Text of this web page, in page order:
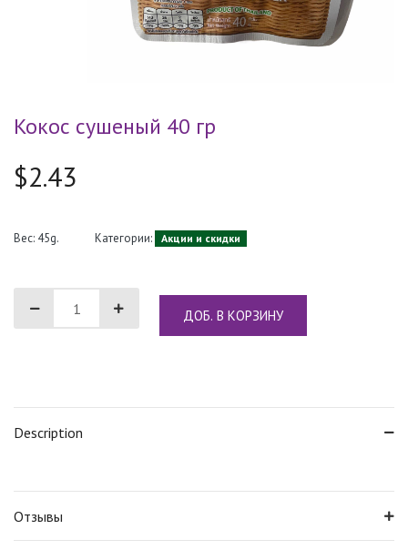
Кокос сушеный 40 гр
$2.43
Вес: 45g. Категории: Акции и скидки
ДОБ. В КОРЗИНУ
Description
Отзывы